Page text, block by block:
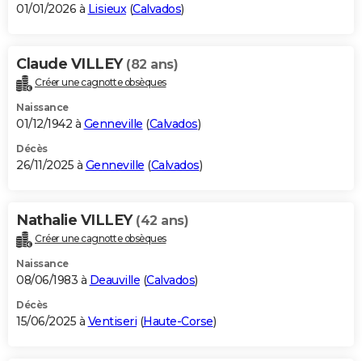
S'inscrire
Se connecter
Lycées
Collèges
Primaires
Universités
Entreprises
Service militaire
Avis de recherche
AVIS DE DÉCÈS
Bricolage
Lifestyle
Culture
Sport
Auto
Television
Voyage
Cinema
01/01/2026 à Lisieux(Calvados)
Claude VILLEY (82 ans)
Créer une cagnotte obsèques
Naissance
01/12/1942 à Genneville (Calvados)
Décès
26/11/2025 à Genneville (Calvados)
Nathalie VILLEY (42 ans)
Créer une cagnotte obsèques
Naissance
08/06/1983 à Deauville (Calvados)
Décès
15/06/2025 à Ventiseri (Haute-Corse)